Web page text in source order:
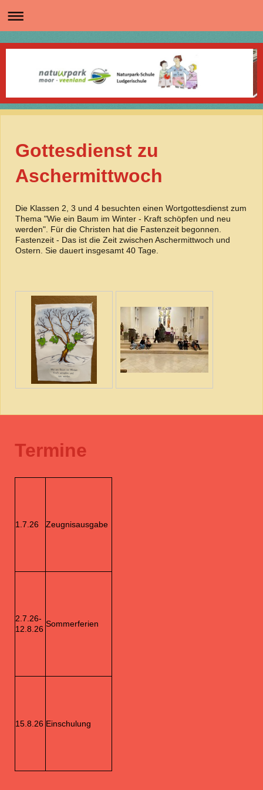
Gottesdienst zu
Aschermittwoch
Die Klassen 2, 3 und 4 besuchten einen Wortgottesdienst zum
Thema "Wie ein Baum im Winter - Kraft schöpfen und neu
werden". Für die Christen hat die Fastenzeit begonnen.
Fastenzeit - Das ist die Zeit zwischen Aschermittwoch und
Ostern. Sie dauert insgesamt 40 Tage.
Termine
1.7.26 Zeugnisausgabe
2.7.26-
12.8.26
Sommerferien
15.8.26 Einschulung